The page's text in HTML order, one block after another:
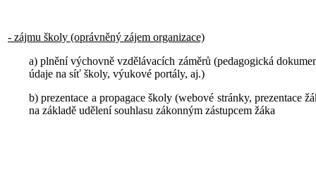
- zájmu školy (oprávněný zájem organizace)
a) plnění výchovně vzdělávacích záměrů (pedagogická
údaje na síť školy, výukové portály, aj.)
b) prezentace a propagace školy (webové stránky,
na základě udělení souhlasu zákonným zástupcem žáka